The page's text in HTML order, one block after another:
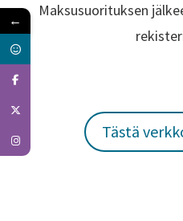
Maksusuorituksen
Tästä
←